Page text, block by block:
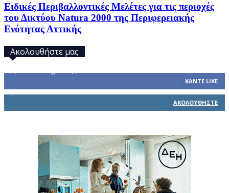
Ειδικές Περιβαλλοντικές Μελέτες για τις περιοχές
του Δικτύου Natura 2000 της Περιφερειακής
Ενότητας Αττικής
Ακολουθήστε μας
ΚΆΝΤΕ LIKE
ΑΚΟΛΟΥΘΉΣΤΕ